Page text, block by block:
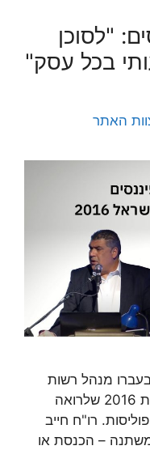
"לסוכן
בכל עסק"
האתר
מנהל רשות
המיסים, אמר בכנס פיננסים בשנת 2016 שלרואה
רו"ח חייב
– הכנסת או